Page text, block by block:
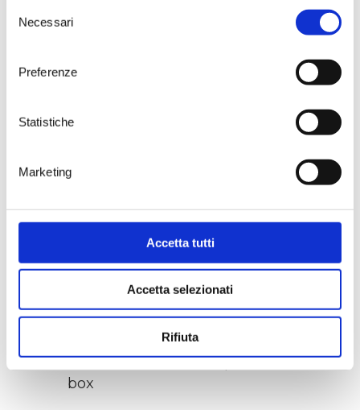
delNecessari
Preferenze
Statistiche
Marketing
Accetta tutti
Accetta selezionati
Rifiuta
Prestige case for 3 or 4 bottles
Lamiro and Lamo in special
box